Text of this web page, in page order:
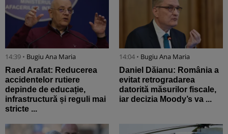
14:39 • Bugiu ⁠Ana Maria
Raed Arafat: Reducerea
accidentelor rutiere
depinde de educație,
infrastructură și reguli mai
stricte ...
14:04 • Bugiu ⁠Ana Maria
Daniel Dăianu: România a
evitat retrogradarea
datorită măsurilor fiscale,
iar decizia Moody’s va ...